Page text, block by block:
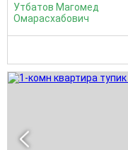
Утбатов Магомед
Омарасхабович